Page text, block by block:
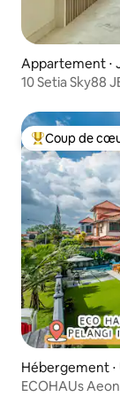
Appartement ⋅
10 Setia Sky88
Coups de
Coup de
Hébergement ⋅
ECOHAUs